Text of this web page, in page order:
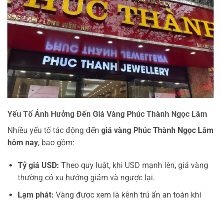
Yếu Tố Ảnh Hưởng Đến Giá Vàng Phúc Thành Ngọc Lâm
Nhiều yếu tố tác động đến giá vàng Phúc Thành Ngọc Lâm
hôm nay, bao gồm:
Tỷ giá USD: Theo quy luật, khi USD mạnh lên, giá vàng
thường có xu hướng giảm và ngược lại.
Lạm phát: Vàng được xem là kênh trú ẩn an toàn khi